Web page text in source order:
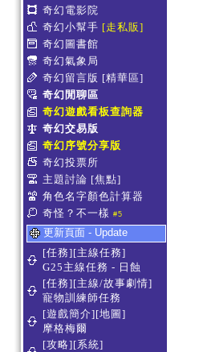
奇幻電影院
奇幻小幫手 [走私販]
奇幻圖書館
奇幻氣象局
奇幻留言版 [精華區]
奇幻閒聊區
奇幻遊戲看板查詢器
奇幻交易版
奇幻序號分享版
奇幻投票所
主題討論 [焦點]
角色名字顏色計算器
奇怪？不一樣 #5
更新頁面 - Update
[任務][主線任務]
G25主線任務 - 日蝕
[任務][主線/故事劇情]
寵物訓練師任務
[遊戲簡介][地圖]
摩格梅爾
[攻略][系統]